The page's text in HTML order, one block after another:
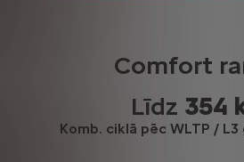
Comfort
Līdz 354
Komb. ciklā pēc WLTP / L3